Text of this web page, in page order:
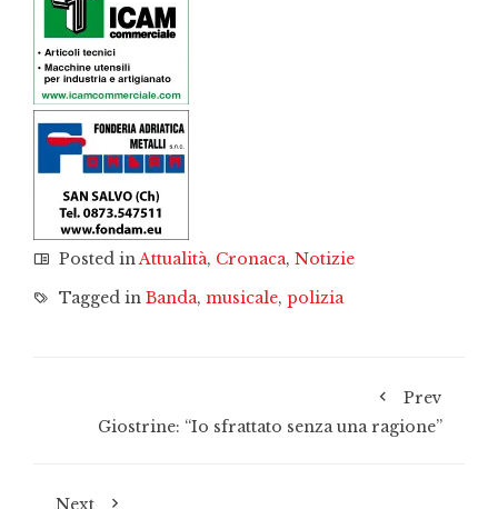
Posted inAttualità, Cronaca, Notizie
Tagged in Banda, musicale, polizia
Prev
Giostrine: “Io sfrattato senza una ragione”
Next